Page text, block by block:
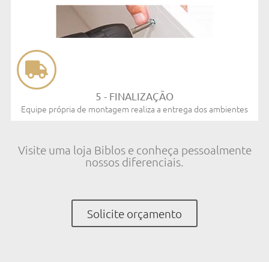
5 - FINALIZAÇÃO​
Equipe própria de montagem realiza a entrega dos ambientes
Visite uma loja Biblos e conheça pessoalmente
nossos diferenciais.
Solicite orçamento